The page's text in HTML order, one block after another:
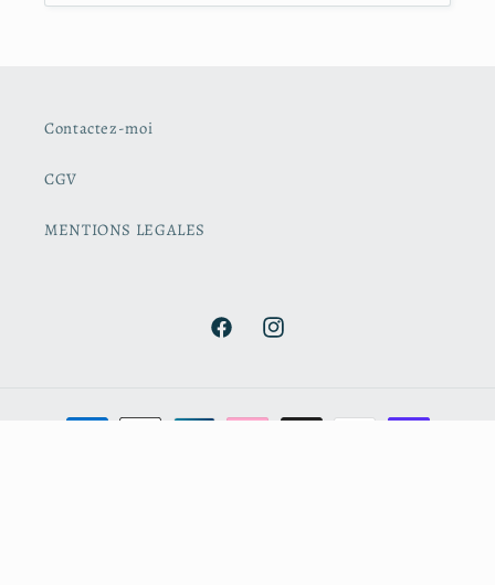
Contactez-moi
CGV
MENTIONS LEGALES
FacebookInstagram
Moyens